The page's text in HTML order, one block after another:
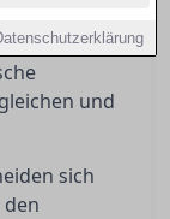
In diesem
für Sie
und
sich